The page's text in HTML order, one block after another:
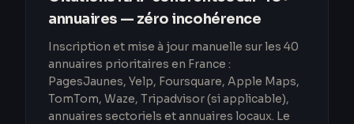
annuaires — zéro incohérence
Inscription et mise à jour manuelle sur les 40
annuaires prioritaires en France :
PagesJaunes, Yelp, Foursquare, Apple Maps,
TomTom, Waze, Tripadvisor (si applicable),
annuaires sectoriels et annuaires locaux. Le